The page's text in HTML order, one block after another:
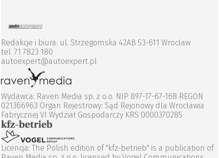
Redakcje i biura: ul. Strzegomska 42AB 53-611 Wrocław
tel. 71 7823 180
autoexpert@autoexpert.pl
Wydawca: Raven Media sp. z o.o. NIP 897-17-67-168 REGON
021366963 Organ Rejestrowy: Sąd Rejonowy dla Wrocławia
Fabrycznej VI Wydział Gospodarczy KRS 0000370285
Licencja: The Polish edition of "kfz-betrieb" is a publication of